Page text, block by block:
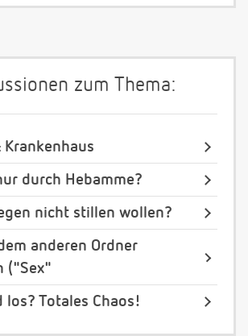
zum Thema:
Krankenhaus
durch Hebamme?
nicht stillen wollen?
anderen Ordner
("Sex"
los? Totales Chaos!